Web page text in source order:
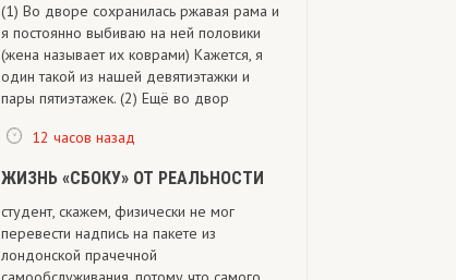
(1) Во дворе сохранилась ржавая рама и
я постоянно выбиваю на ней половики
(жена называет их коврами) Кажется, я
один такой из нашей девятиэтажки и
пары пятиэтажек. (2) Ещё во двор
12 часов назад
ЖИЗНЬ «СБОКУ» ОТ РЕАЛЬНОСТИ
студент, скажем, физически не мог
перевести надпись на пакете из
лондонской прачечной